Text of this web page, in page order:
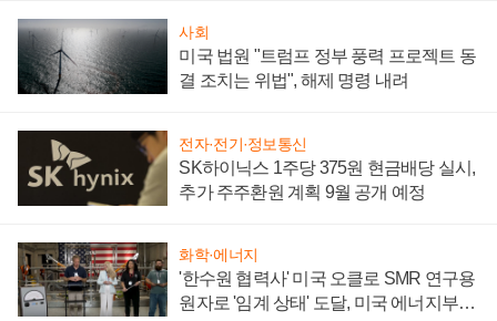
사회
미국 법원 "트럼프 정부 풍력 프로젝트 동
결 조치는 위법", 해제 명령 내려
전자·전기·정보통신
SK하이닉스 1주당 375원 현금배당 실시,
추가 주주환원 계획 9월 공개 예정
화학·에너지
'한수원 협력사' 미국 오클로 SMR 연구용
원자로 '임계 상태' 도달, 미국 에너지부